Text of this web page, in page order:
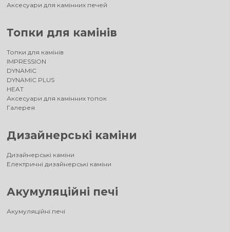
Аксесуари для камінних печей
Топки для камінів
Топки для камінів
IMPRESSION
DYNAMIC
DYNAMIC PLUS
HEAT
Аксесуари для камінних топок
Галерея
Дизайнерські каміни
Дизайнерські каміни
Електричні дизайнерські каміни
Акумуляційні печі
Акумуляційні печі